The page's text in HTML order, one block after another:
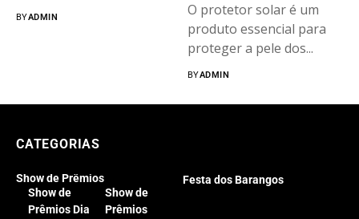
evitar...
BYADMIN
O protetor solar é um
produto essencial para
proteger a pele dos...
BYADMIN
CATEGORIAS
Show de Prêmios
Show de
Prêmios Dia
Show de
Prêmios
Festa dos Barangos